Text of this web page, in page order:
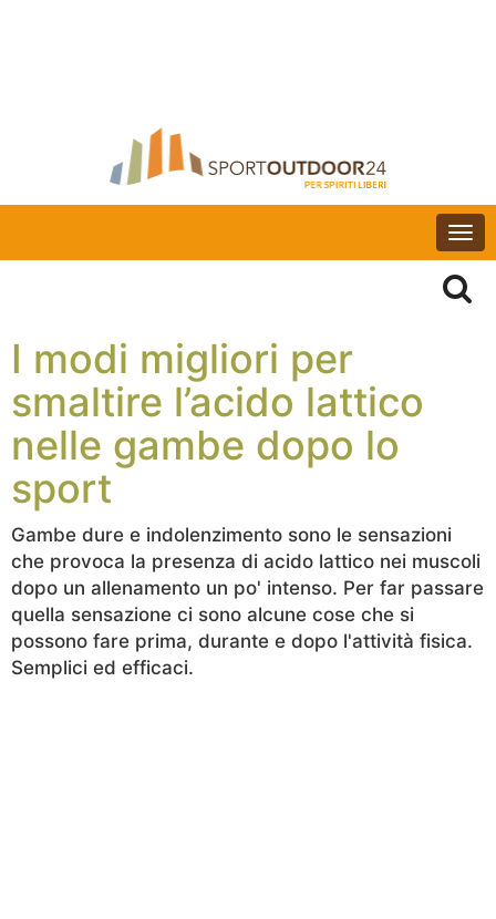
I modi migliori per
smaltire l’acido lattico
nelle gambe dopo lo
sport
Gambe dure e indolenzimento sono le sensazioni
che provoca la presenza di acido lattico nei muscoli
dopo un allenamento un po' intenso. Per far passare
quella sensazione ci sono alcune cose che si
possono fare prima, durante e dopo l'attività fisica.
Semplici ed efficaci.